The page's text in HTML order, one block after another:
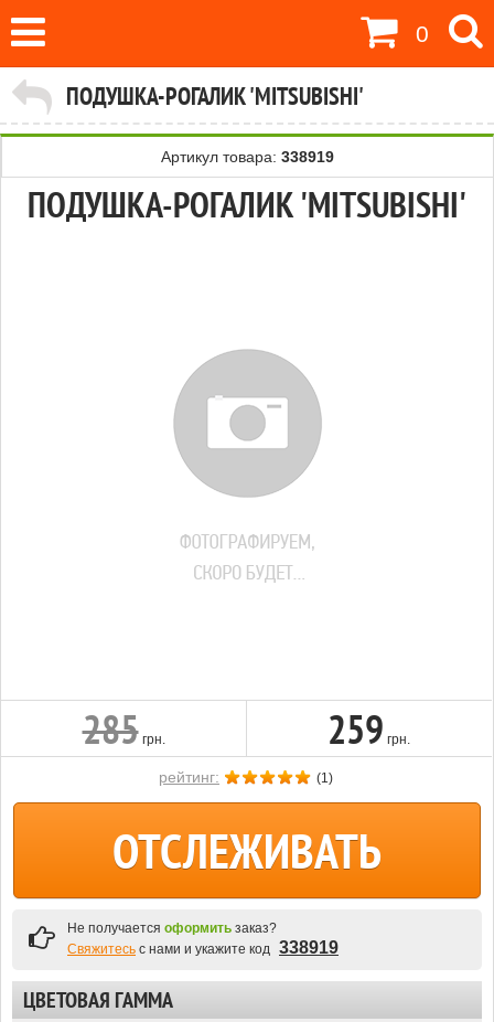
Артикул товара: 338919
ПОДУШКА-РОГАЛИК 'MITSUBISHI'
285 грн. 259 грн.
рейтинг: (1)
ОТСЛЕЖИВАТЬ
Не получается оформить заказ?
Свяжитесь с нами и укажите код 338919
ЦВЕТОВАЯ ГАММА
0
ПОДУШКА-РОГАЛИК 'MITSUBISHI'